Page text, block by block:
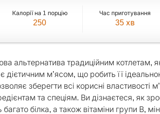
Калорії на 1 порцію
250
Час приготування
35 хв
альтернатива традиційним котлетам,
дієтичним м’ясом, що робить її
зберегти всі корисні
та спеціям. Ви дізнаєтеся, як
білка, а також вітаміни групи В,